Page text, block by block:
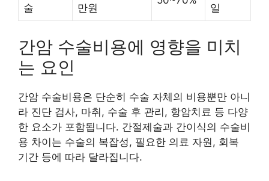
술
만원
일
간암 수술비용에 영향을 미치
는 요인
간암 수술비용은 단순히 수술 자체의 비용뿐만 아니
라 진단 검사, 마취, 수술 후 관리, 항암치료 등 다양
한 요소가 포함됩니다. 간절제술과 간이식의 수술비
용 차이는 수술의 복잡성, 필요한 의료 자원, 회복
기간 등에 따라 달라집니다.